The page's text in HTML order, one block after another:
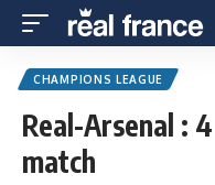
CHAMPIONS LEAGUE
Real-Arsenal :
match